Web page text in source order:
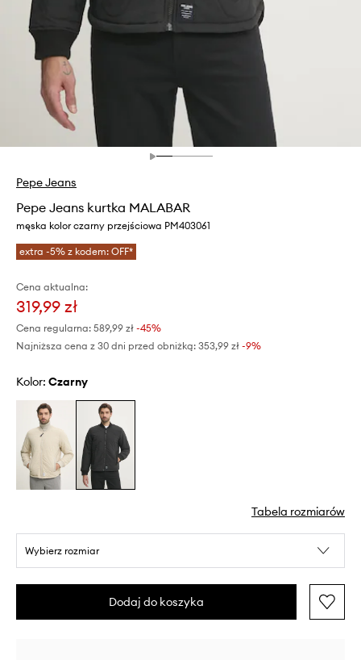
Pepe Jeans
Pepe Jeans kurtka MALABAR
męska kolor czarny przejściowa PM403061
extra -5% z kodem: OFF*
Cena aktualna:
319,99 zł
Cena regularna: 589,99 zł -45%
Najniższa cena z 30 dni przed obniżką: 353,99 zł -9%
Kolor: czarny
Tabela rozmiarów
Wybierz rozmiar
Dodaj do koszyka